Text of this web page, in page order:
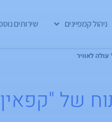
ניהול קמפיינים שירותים
לאוויר
של